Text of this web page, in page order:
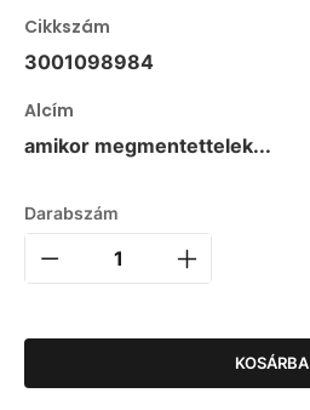
Cikkszám
3001098984
Alcím
amikor megmentettelek...
Darabszám
KOSÁRBA